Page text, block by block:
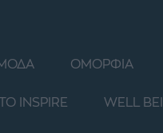
ΟΜΟΡΦΙΑ
INSPIRE WELL